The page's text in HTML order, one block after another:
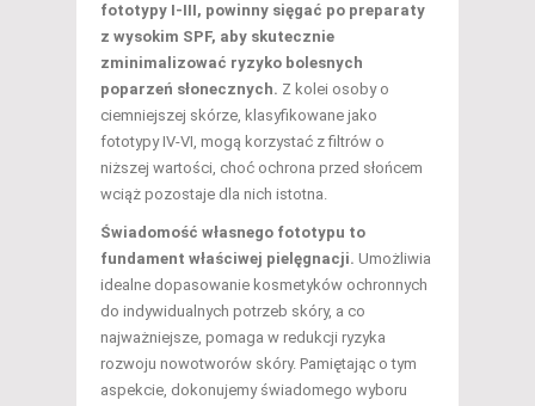
fototypy I-III, powinny sięgać po preparaty
z wysokim SPF, aby skutecznie
zminimalizować ryzyko bolesnych
poparzeń słonecznych. Z kolei osoby o
ciemniejszej skórze, klasyfikowane jako
fototypy IV-VI, mogą korzystać z filtrów o
niższej wartości, choć ochrona przed słońcem
wciąż pozostaje dla nich istotna.
Świadomość własnego fototypu to
fundament właściwej pielęgnacji. Umożliwia
idealne dopasowanie kosmetyków ochronnych
do indywidualnych potrzeb skóry, a co
najważniejsze, pomaga w redukcji ryzyka
rozwoju nowotworów skóry. Pamiętając o tym
aspekcie, dokonujemy świadomego wyboru